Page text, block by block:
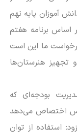
آموزان پایه نهم
اساس برنامه هفتم
درصد برسد و درخواست ما این است
هنرستان‌ها
بودجه‌ای که
اختصاص می‌دهد
استفاده از توان